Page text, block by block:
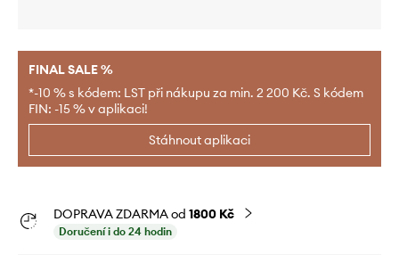
FINAL SALE %
*-10 % s kódem: LST při nákupu za min. 2 200 Kč. S kódem
FIN: -15 % v aplikaci!
Stáhnout aplikaci
DOPRAVA ZDARMA od 1800 Kč
Doručení i do 24 hodin